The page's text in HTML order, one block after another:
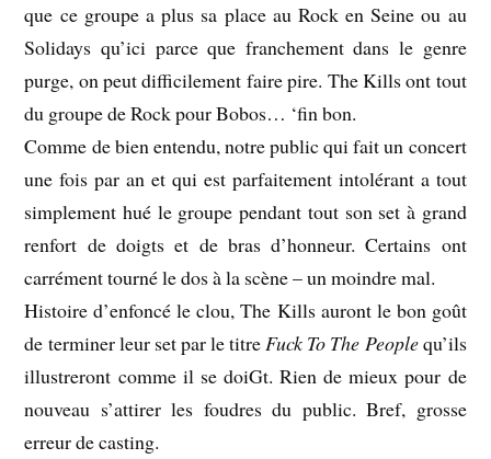
que ce groupe a plus sa place au Rock en Seine ou au
Solidays qu’ici parce que franchement dans le genre
purge, on peut difficilement faire pire. The Kills ont tout
du groupe de Rock pour Bobos… ‘fin bon.
Comme de bien entendu, notre public qui fait un concert
une fois par an et qui est parfaitement intolérant a tout
simplement hué le groupe pendant tout son set à grand
renfort de doigts et de bras d’honneur. Certains ont
carrément tourné le dos à la scène – un moindre mal.
Histoire d’enfoncé le clou, The Kills auront le bon goût
de terminer leur set par le titreFuck To The Peoplequ’ils
illustreront comme il se doiGt. Rien de mieux pour de
nouveau s’attirer les foudres du public. Bref, grosse
erreur de casting.